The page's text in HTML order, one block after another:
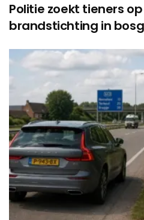
Politie zoekt tieners
brandstichting in